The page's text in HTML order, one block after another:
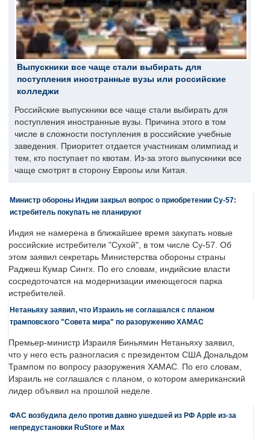
Выпускники все чаще стали выбирать для
поступления иностранные вузы или российские
колледжи
Российские выпускники все чаще стали выбирать для
поступления иностранные вузы. Причина этого в том
числе в сложности поступления в российские учебные
заведения. Приоритет отдается участникам олимпиад и
тем, кто поступает по квотам. Из-за этого выпускники все
чаще смотрят в сторону Европы или Китая.
Министр обороны Индии закрыл вопрос о приобретении Су-57:
истребитель покупать не планируют
Индия не намерена в ближайшее время закупать новые
российские истребители "Сухой", в том числе Су-57. Об
этом заявил секретарь Министерства обороны страны
Раджеш Кумар Сингх. По его словам, индийские власти
сосредоточатся на модернизации имеющегося парка
истребителей.
Нетаньяху заявил, что Израиль не соглашался с планом
трамповского "Совета мира" по разоружению ХАМАС
Премьер-министр Израиля Биньямин Нетаньяху заявил,
что у него есть разногласия с президентом США Дональдом
Трампом по вопросу разоружения ХАМАС. По его словам,
Израиль не соглашался с планом, о котором американский
лидер объявил на прошлой неделе.
ФАС возбудила дело против давно ушедшей из РФ Apple из-за
непредустановки RuStore и Max